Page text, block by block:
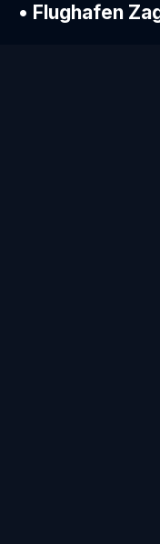
• Flughafen